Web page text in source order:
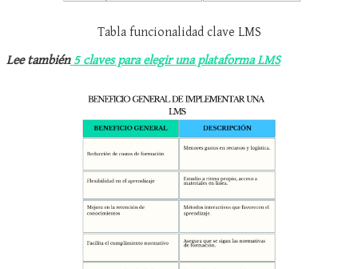
Tabla funcionalidad clave LMS
Lee también5 claves para elegir una plataforma LMS